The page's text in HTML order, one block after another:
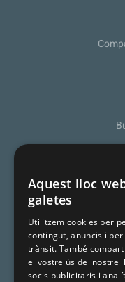
Aquest lloc
galetes
Utilitzem cookies per
contingut, anuncis i
trànsit. També
el vostre ús del nostre
socis publicitaris i